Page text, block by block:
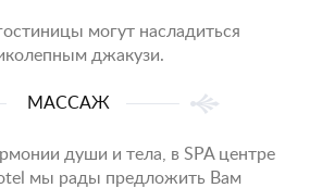
могут насладиться
джакузи.
МАССАЖ
души и тела, в SPA центре
мы рады предложить Вам